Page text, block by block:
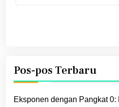
Pos-pos Terbaru
Eksponen dengan Pangkat